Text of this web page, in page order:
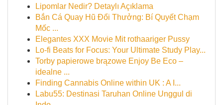
Lipomlar Nedir? Detaylı Açıklama
Bắn Cá Quay Hũ Đổi Thưởng: Bí Quyết Chạm
Mốc ...
Elegantes XXX Movie Mit rothaariger Pussy
Lo-fi Beats for Focus: Your Ultimate Study Play...
Torby papierowe brązowe Enjoy Be Eco –
idealne ...
Finding Cannabis Online within UK : A I...
Labu55: Destinasi Taruhan Online Unggul di